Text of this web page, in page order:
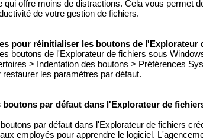
qui offre moins de distractions. Cela vous permet
de votre gestion de fichiers.
pour réinitialiser les boutons de l'Explorateur
boutons de l'Explorateur de fichiers sous
> Indentation des boutons > Préférences
restaurer les paramètres par défaut.
par défaut dans l'Explorateur de
par défaut dans l'Explorateur de fichiers
employés pour apprendre le logiciel.